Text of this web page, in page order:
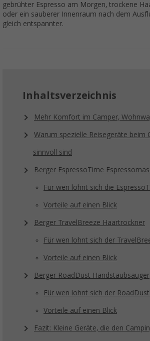
gebrühter Espresso am Morgen, trockene
oder ein sauberer Innenraum nach dem
gleich entspannter.
Inhaltsverzeichnis
Mehr Komfort im Camper,
Warum spezielle Reisegeräte beim
sinnvoll sind
Berger EspressoTime
Für wen lohnt sich die
Vorteile auf einen Blick
Berger TravelBreeze Haartrockner
Für wen lohnt sich der
Vorteile auf einen Blick
Berger RoadDust Handstaubsauger
Für wen lohnt sich der
Vorteile auf einen Blick
Fazit: Kleine Geräte, die den